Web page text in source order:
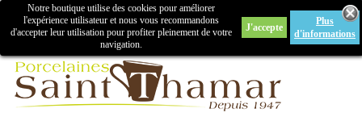
Créer un compteConnexion
Notre boutique utilise des cookies pour améliorer
l'expérience utilisateur et nous vous recommandons
d'accepter leur utilisation pour profiter pleinement de votre
navigation.
J'accepte
Plus
d'informations